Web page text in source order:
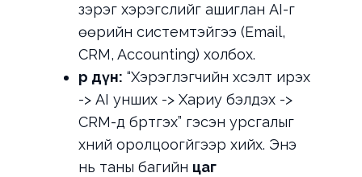
зэрэг хэрэгслийг ашиглан AI-г
өөрийн системтэйгээ (Email,
CRM, Accounting) холбох.
Үр дүн: “Хэрэглэгчийн хүсэлт ирэх
-> AI унших -> Хариу бэлдэх ->
CRM-д бүртгэх” гэсэн урсгалыг
хүний оролцоогүйгээр хийх. Энэ
нь таны багийн цаг